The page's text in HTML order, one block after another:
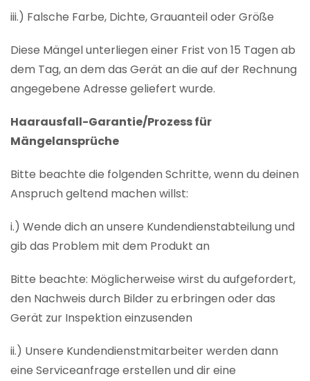
iii.) Falsche Farbe, Dichte, Grauanteil oder Größe
Diese Mängel unterliegen einer Frist von 15 Tagen ab
dem Tag, an dem das Gerät an die auf der Rechnung
angegebene Adresse geliefert wurde.
Haarausfall-Garantie/Prozess für
Mängelansprüche
Bitte beachte die folgenden Schritte, wenn du deinen
Anspruch geltend machen willst:
i.) Wende dich an unsere Kundendienstabteilung und
gib das Problem mit dem Produkt an
Bitte beachte: Möglicherweise wirst du aufgefordert,
den Nachweis durch Bilder zu erbringen oder das
Gerät zur Inspektion einzusenden
ii.) Unsere Kundendienstmitarbeiter werden dann
eine Serviceanfrage erstellen und dir eine